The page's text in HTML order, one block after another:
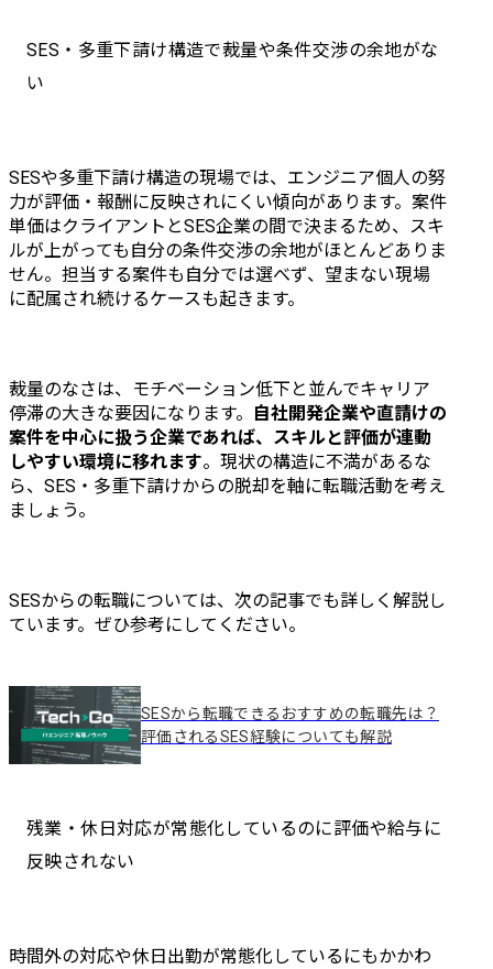
SES・多重下請け構造で裁量や条件交渉の余地がな
い
SESや多重下請け構造の現場では、エンジニア個人の努
力が評価・報酬に反映されにくい傾向があります。案件
単価はクライアントとSES企業の間で決まるため、スキ
ルが上がっても自分の条件交渉の余地がほとんどありま
せん。担当する案件も自分では選べず、望まない現場
に配属され続けるケースも起きます。
裁量のなさは、モチベーション低下と並んでキャリア
停滞の大きな要因になります。
自社開発企業や直請けの
案件を中心に扱う企業であれば、スキルと評価が連動
しやすい環境に移れます。現状の構造に不満があるな
ら、SES・多重下請けからの脱却を軸に転職活動を考え
ましょう。
SESからの転職については、次の記事でも詳しく解説し
ています。ぜひ参考にしてください。
SESから転職できるおすすめの転職先は？
評価されるSES経験についても解説
残業・休日対応が常態化しているのに評価や給与に
反映されない
時間外の対応や休日出勤が常態化しているにもかかわ